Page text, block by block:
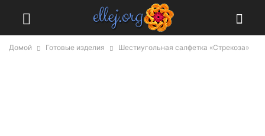
Домой Готовые изделия Шестиугольная салфетка «Стрекоза»